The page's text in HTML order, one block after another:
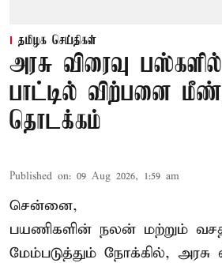
தமிழக செய்திகள்
அரசு விரைவு பஸ்களில்
பாட்டில் விற்பனை
தொடக்கம்
Published on: 09 Aug 2026, 1:59 am
சென்னை,
பயணிகளின் நலன் மற்றும்
மேம்படுத்தும் நோக்கில், அரசு